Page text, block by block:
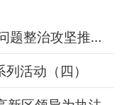
漳州高新区召开突出生态环境问题整治攻坚推进会
活动（四）